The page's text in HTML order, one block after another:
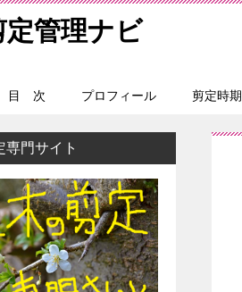
定管理ナビ
目 次 プロフィール 剪定時期
専門サイト